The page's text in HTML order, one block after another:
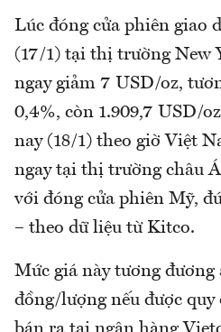
Lúc đóng cửa phiên giao
(17/1) tại thị trường New
ngay giảm 7 USD/oz,
0,4%, còn 1.909,7 USD/
nay (18/1) theo giờ Việt
ngay tại thị trường châu
với đóng cửa phiên Mỹ,
– theo dữ liệu từ Kitco.
Mức giá này tương đương
đồng/lượng nếu được